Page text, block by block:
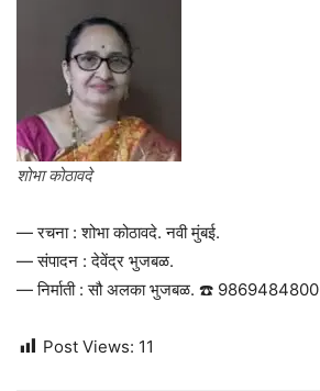
शोभा कोठावदे
— रचना : शोभा कोठावदे. नवी मुंबई.
— संपादन : देवेंद्र भुजबळ.
— निर्माती : सौ अलका भुजबळ. ☎️ 9869484800
Post Views: 11